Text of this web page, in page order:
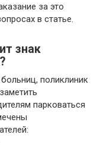
за это
в статье.
знак
поликлиник
парковаться